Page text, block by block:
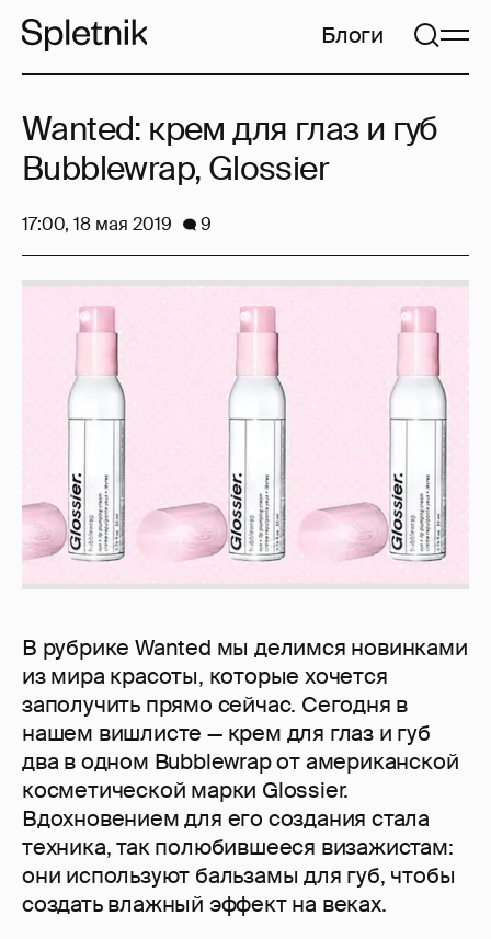
Блоги
В рубрике Wanted мы делимся новинками
из мира красоты, которые хочется
заполучить прямо сейчас. Сегодня в
нашем вишлисте — крем для глаз и губ
два в одном Bubblewrap от американской
косметической марки Glossier.
Вдохновением для его создания стала
техника, так полюбившееся визажистам:
они используют бальзамы для губ, чтобы
создать влажный эффект на веках.
Wanted: крем для глаз и губ
Bubblewrap, Glossier
17:00, 18 мая 2019 9